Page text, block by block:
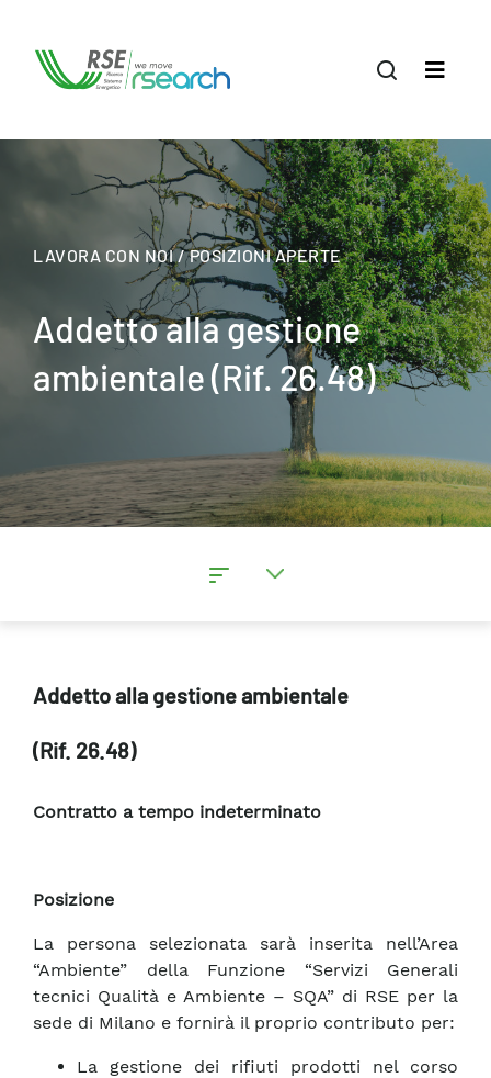
LAVORA CON NOI / POSIZIONI APERTE
Addetto alla gestione
ambientale (Rif. 26.48)
Addetto alla gestione ambientale
(Rif. 26.48)
Contratto a tempo indeterminato
Posizione
La persona selezionata sarà inserita nell’Area
“Ambiente” della Funzione “Servizi Generali
tecnici Qualità e Ambiente – SQA” di RSE per la
sede di Milano e fornirà il proprio contributo per:
La gestione dei rifiuti prodotti nel corso